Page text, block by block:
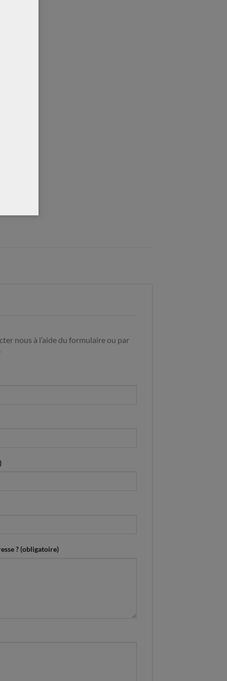
nous à l’aide du formulaire ou par
? (obligatoire)